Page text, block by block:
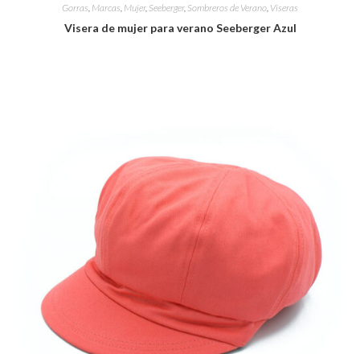
Gorras Marcas Mujer, Seeberger, Sombreros de Verano Viseras
Visera de mujer para verano Seeberger Azul